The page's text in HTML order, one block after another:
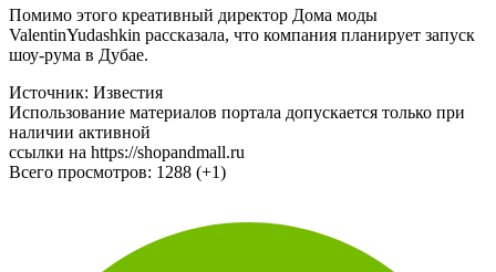
Помимо этого креативный директор Дома моды
ValentinYudashkin рассказала, что компания планирует запуск
шоу-рума в Дубае.
Источник: Известия
Использование материалов портала допускается только при
наличии активной
ссылки на https://shopandmall.ru
Всего просмотров: 1288 (+1)